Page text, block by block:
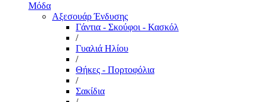
Μόδα
Αξεσουάρ Ένδυσης
Γάντια - Σκούφοι - Κασκόλ
/
Γυαλιά Ηλίου
/
Θήκες - Πορτοφόλια
/
Σακίδια